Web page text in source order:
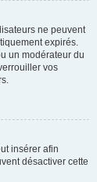
ne peuvent
expirés.
un modérateur du
vos
insérer afin
désactiver cette